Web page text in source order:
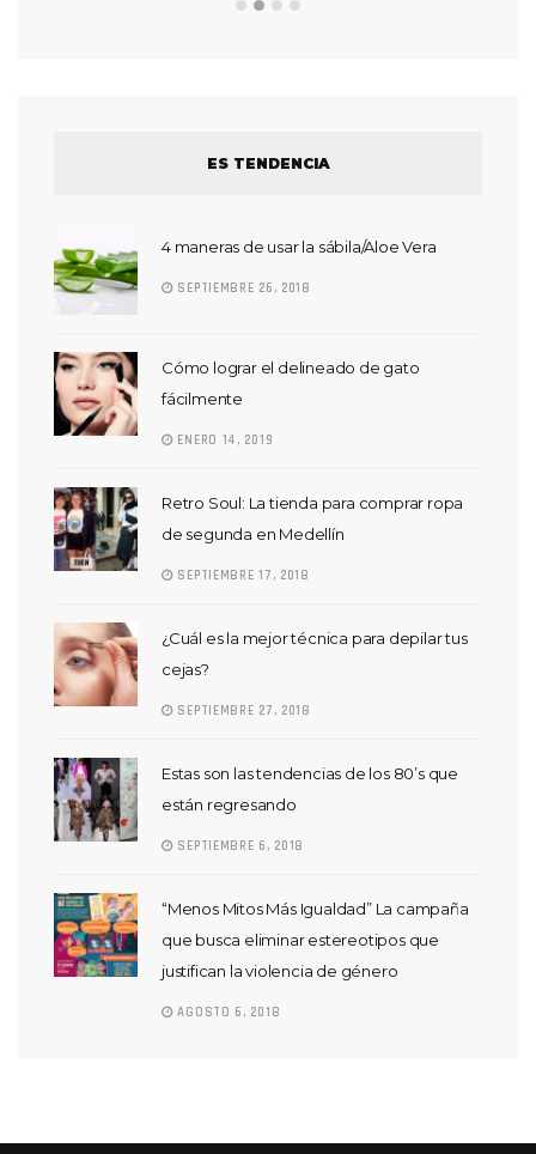
ES TENDENCIA
4 maneras de usar la sábila/Aloe Vera
SEPTIEMBRE 26, 2018
Cómo lograr el delineado de gato
fácilmente
ENERO 14, 2019
Retro Soul: La tienda para comprar ropa
de segunda en Medellín
SEPTIEMBRE 17, 2018
¿Cuál es la mejor técnica para depilar tus
cejas?
SEPTIEMBRE 27, 2018
Estas son las tendencias de los 80’s que
están regresando
SEPTIEMBRE 6, 2018
“Menos Mitos Más Igualdad” La campaña
que busca eliminar estereotipos que
justifican la violencia de género
AGOSTO 6, 2018